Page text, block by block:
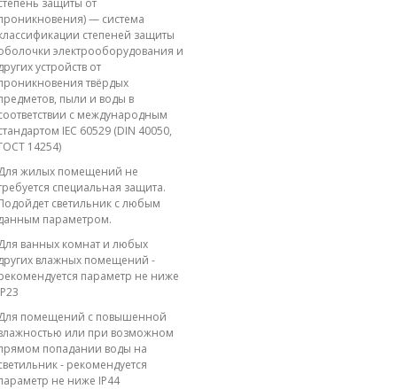
защиты от
— система
степеней защиты
электрооборудования и
устройств от
твёрдых
пыли и воды в
с международным
IEC 60529 (DIN 40050,
14254)
жилых помещений не
специальная защита.
светильник с любым
параметром.
ванных комнат и любых
влажных помещений -
параметр не ниже
помещений с повышенной
или при возможном
попадании воды на
- рекомендуется
не ниже IP44